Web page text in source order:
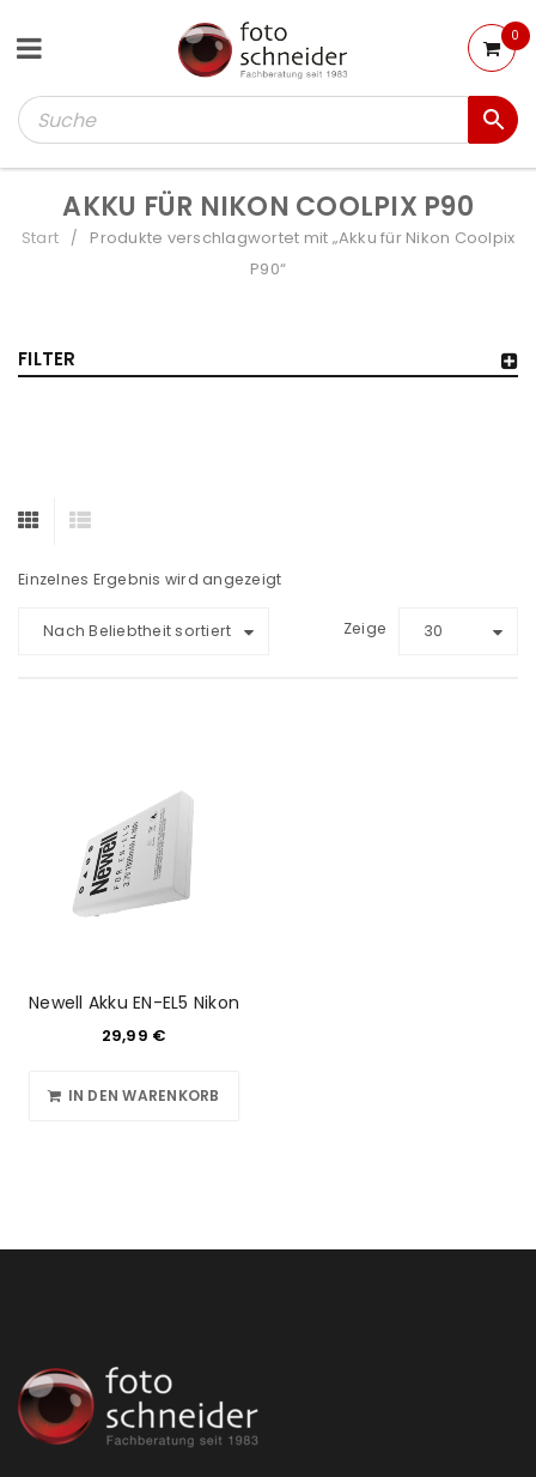
0
AKKU FÜR NIKON COOLPIX P90
Start /
Produkte verschlagwortet mit „Akku für Nikon Coolpix
P90“
FILTER
Einzelnes Ergebnis wird angezeigt
Nach Beliebtheit sortiert Zeige 30
Newell Akku EN-EL5 Nikon
29,99 €
IN DEN WARENKORB